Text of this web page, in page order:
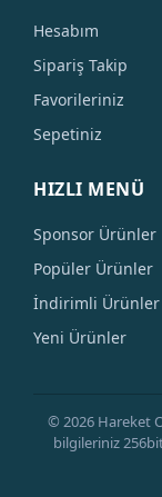
Hesabım
Sipariş Takip
Favorileriniz
Sepetiniz
HIZLI MENÜ
Sponsor Ürünler
Popüler Ürünler
İndirimli Ürünler
Yeni Ürünler
© 2026 Hareket
bilgileriniz